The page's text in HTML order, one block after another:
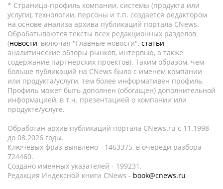
* Страница-профиль компании, системы (продукта или
услуги), технологии, персоны и т.п. создается редактором
на основе анализа архива публикаций портала CNews.
Обрабатываются тексты всех редакционных разделов
(новости, включая "Главные новости", статьи,
аналитические обзоры рынков, интервью, а также
содержание партнёрских проектов). Таким образом, чем
больше публикаций на CNews было с именем компании
или продукта/услуги, тем более информативен профиль.
Профиль может быть дополнен (обогащен) дополнительной
информацией, в т.ч. презентацией о компании или
продукте/услуге.
Обработан архив публикаций портала CNews.ru c 11.1998
до 08.2026 годы.
Ключевых фраз выявлено - 1463375, в очереди разбора -
724460.
Создано именных указателей - 199231.
Редакция Индексной книги CNews - book@cnews.ru